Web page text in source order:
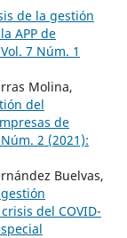
de la gestión
APP de
7 Núm. 1
Molina,
del
de
2 (2021):
Buelvas,
del COVID-